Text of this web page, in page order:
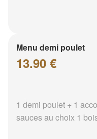
Menu demi poulet
13.90 €
1 demi poulet + 1
sauces au choix 1